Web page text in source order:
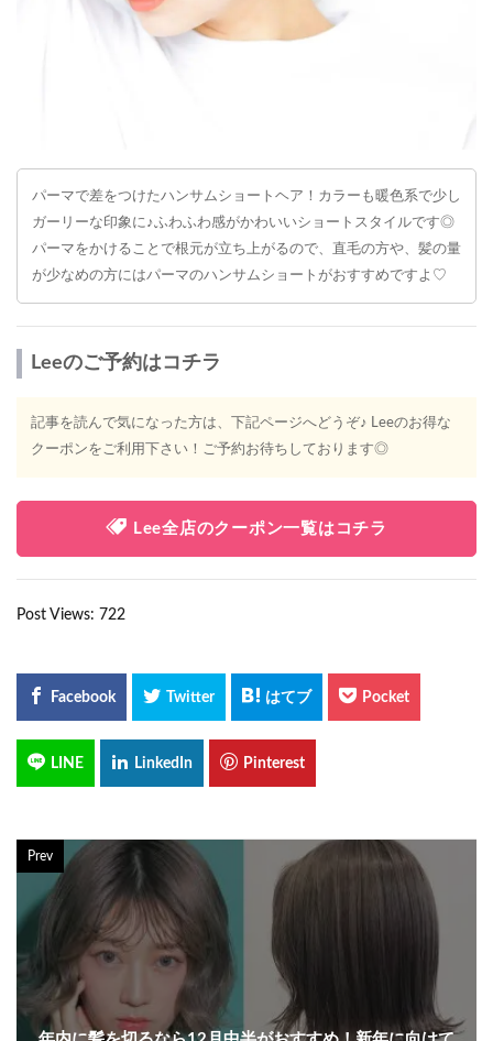
パーマで差をつけたハンサムショートヘア！カラーも暖色系で少し
ガーリーな印象に♪ふわふわ感がかわいいショートスタイルです◎
パーマをかけることで根元が立ち上がるので、直毛の方や、髪の量
が少なめの方にはパーマのハンサムショートがおすすめですよ♡
Leeのご予約はコチラ
記事を読んで気になった方は、下記ページへどうぞ♪ Leeのお得な
クーポンをご利用下さい！ご予約お待ちしております◎
Lee全店のクーポン一覧はコチラ
Post Views: 722
Prev